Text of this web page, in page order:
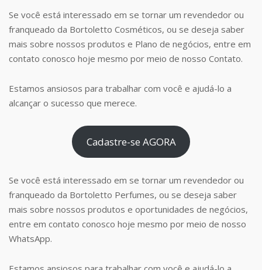
Se você está interessado em se tornar um revendedor ou
franqueado da Bortoletto Cosméticos, ou se deseja saber
mais sobre nossos produtos e Plano de negócios, entre em
contato conosco hoje mesmo por meio de nosso Contato.
Estamos ansiosos para trabalhar com você e ajudá-lo a
alcançar o sucesso que merece.
Cadastre-se AGORA
Se você está interessado em se tornar um revendedor ou
franqueado da Bortoletto Perfumes, ou se deseja saber
mais sobre nossos produtos e oportunidades de negócios,
entre em contato conosco hoje mesmo por meio de nosso
WhatsApp.